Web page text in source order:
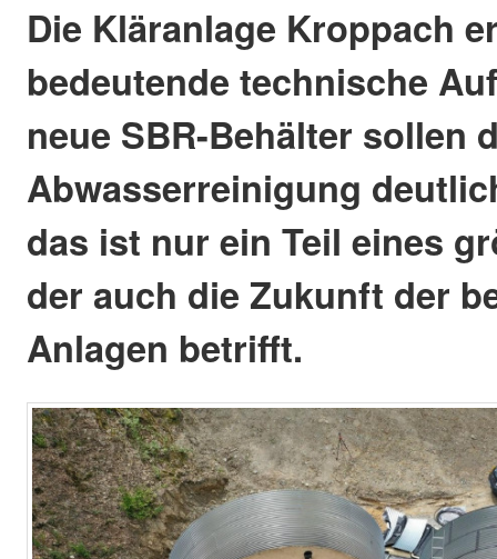
Die Kläranlage Kroppach
bedeutende technische
neue SBR-Behälter sollen
Abwasserreinigung
das ist nur ein Teil eines
der auch die Zukunft der
Anlagen betrifft.